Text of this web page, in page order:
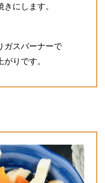
にします。
スバーナーで
りです。